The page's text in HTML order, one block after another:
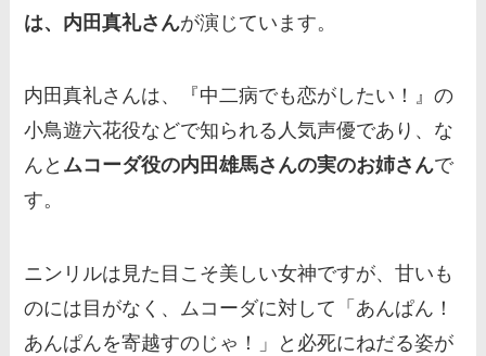
は、内田真礼さんが演じています。
内田真礼さんは、『中二病でも恋がしたい！』の
小鳥遊六花役などで知られる人気声優であり、な
んと ムコーダ役の内田雄馬さんの実のお姉さんで
す。
ニンリルは見た目こそ美しい女神ですが、甘いも
のには目がなく、ムコーダに対して「あんぱん！
あんぱんを寄越すのじゃ！」と必死にねだる姿が